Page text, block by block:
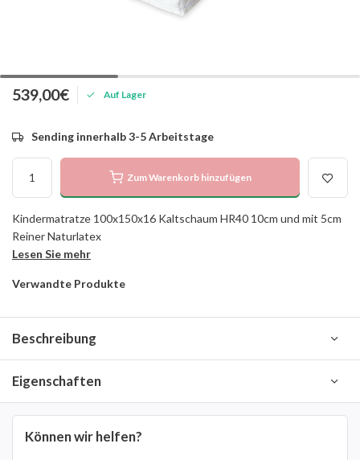
539,00€ Auf Lager
Sending innerhalb 3-5 Arbeitstage
Zum Warenkorb hinzufügen
Kindermatratze 100x150x16 Kaltschaum HR40 10cm und mit 5cm
Reiner Naturlatex
Lesen Sie mehr
Verwandte Produkte
Beschreibung
Eigenschaften
Können wir helfen?